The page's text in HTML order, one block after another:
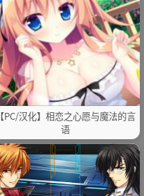
【PC/汉化】相恋之心愿与魔法的言
语